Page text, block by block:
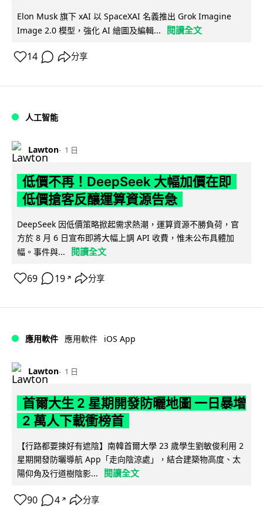
Elon Musk 旗下 xAI 以 SpaceXAI 名義推出 Grok Imagine
Image 2.0 模型，強化 AI 繪圖及編輯...
閱讀全文
14 分享
人工智能
Lawton 1 日
低價不再！DeepSeek 大幅加價在即
低價搶客反釀運算資源告急
DeepSeek 因低價策略掀起需求熱潮，運算資源不勝負荷，官
方於 8 月 6 日宣布即將大幅上調 API 收費，惟未公布具體加
幅。事件與...
閱讀全文
69 19 ↗ 分享
應用軟件 應用軟件 iOS App
Lawton 1 日
首爾大生 2 星期開發防曬地圖 一日暴增
2 萬人下載衝榜首
【行路都要揀好有遮陰】南韓首爾大學 23 歲學生劉敏俊利用 2
星期開發防曬導航 App「走向陰涼處」，結合建築物高度、太
陽仰角及行道樹陰影...
閱讀全文
90 4 ↗ 分享